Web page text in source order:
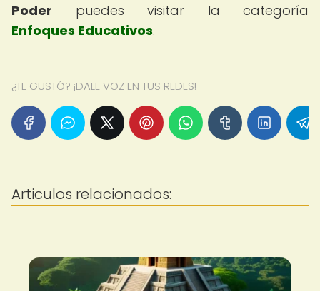
Poder puedes visitar la categoría
Enfoques Educativos.
¿TE GUSTÓ? ¡DALE VOZ EN TUS REDES!
Articulos relacionados: